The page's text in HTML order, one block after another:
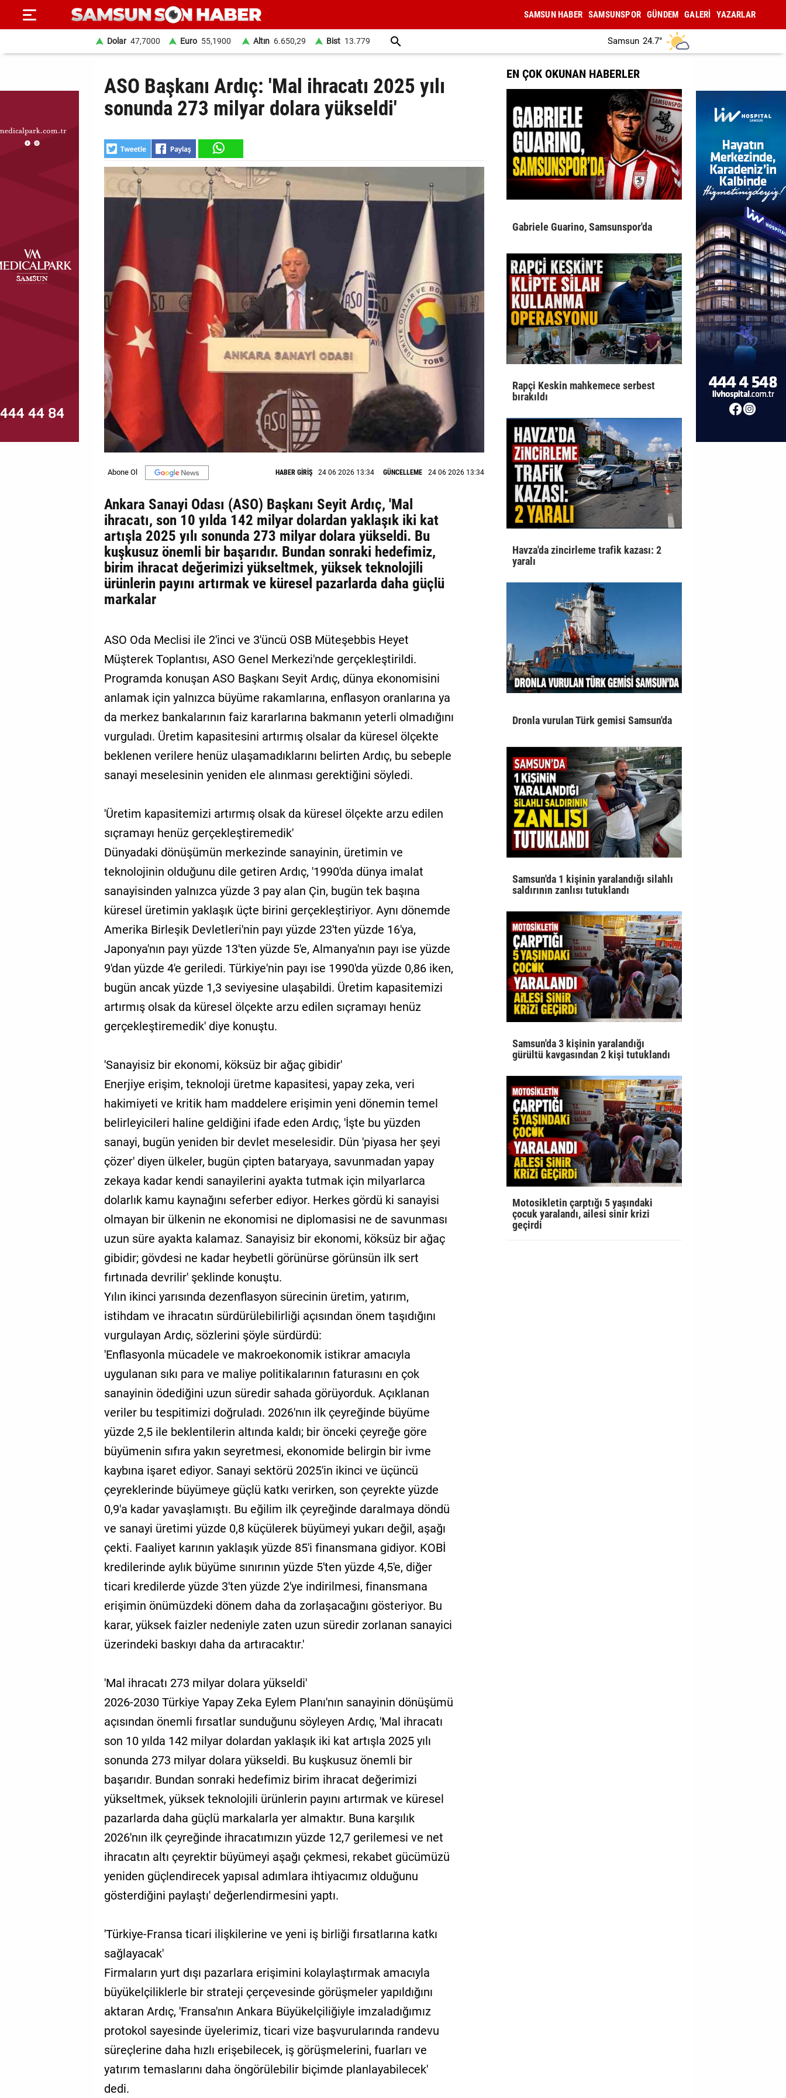
SAYFA
HABER
DÜNYA
MAGAZİN
Künye
İletişim
SAMSUN HABER SAMSUNSPOR GÜNDEM GALERİ YAZARLAR
Dolar 47,7000 Euro 55,1900 Altın 6.650,29 Bist 13.779 Samsun 24.7°
ASO Başkanı Ardıç: 'Mal ihracatı 2025 yılı
sonunda 273 milyar dolara yükseldi'
HABER GİRİŞ 24 06 2026 13:34 GÜNCELLEME 24 06 2026 13:34
Ankara Sanayi Odası (ASO) Başkanı Seyit Ardıç, 'Mal
ihracatı, son 10 yılda 142 milyar dolardan yaklaşık iki kat
artışla 2025 yılı sonunda 273 milyar dolara yükseldi. Bu
kuşkusuz önemli bir başarıdır. Bundan sonraki hedefimiz,
birim ihracat değerimizi yükseltmek, yüksek teknolojili
ürünlerin payını artırmak ve küresel pazarlarda daha güçlü
markalar
ASO Oda Meclisi ile 2'inci ve 3'üncü OSB Müteşebbis Heyet
Müşterek Toplantısı, ASO Genel Merkezi'nde gerçekleştirildi.
Programda konuşan ASO Başkanı Seyit Ardıç, dünya ekonomisini
anlamak için yalnızca büyüme rakamlarına, enflasyon oranlarına ya
da merkez bankalarının faiz kararlarına bakmanın yeterli olmadığını
vurguladı. Üretim kapasitesini artırmış olsalar da küresel ölçekte
beklenen verilere henüz ulaşamadıklarını belirten Ardıç, bu sebeple
sanayi meselesinin yeniden ele alınması gerektiğini söyledi.
'Üretim kapasitemizi artırmış olsak da küresel ölçekte arzu edilen
sıçramayı henüz gerçekleştiremedik'
Dünyadaki dönüşümün merkezinde sanayinin, üretimin ve
teknolojinin olduğunu dile getiren Ardıç, '1990'da dünya imalat
sanayisinden yalnızca yüzde 3 pay alan Çin, bugün tek başına
küresel üretimin yaklaşık üçte birini gerçekleştiriyor. Aynı dönemde
Amerika Birleşik Devletleri'nin payı yüzde 23'ten yüzde 16'ya,
Japonya'nın payı yüzde 13'ten yüzde 5'e, Almanya'nın payı ise yüzde
9'dan yüzde 4'e geriledi. Türkiye'nin payı ise 1990'da yüzde 0,86 iken,
bugün ancak yüzde 1,3 seviyesine ulaşabildi. Üretim kapasitemizi
artırmış olsak da küresel ölçekte arzu edilen sıçramayı henüz
gerçekleştiremedik' diye konuştu.
'Sanayisiz bir ekonomi, köksüz bir ağaç gibidir'
Enerjiye erişim, teknoloji üretme kapasitesi, yapay zeka, veri
hakimiyeti ve kritik ham maddelere erişimin yeni dönemin temel
belirleyicileri haline geldiğini ifade eden Ardıç, 'İşte bu yüzden
sanayi, bugün yeniden bir devlet meselesidir. Dün 'piyasa her şeyi
çözer' diyen ülkeler, bugün çipten bataryaya, savunmadan yapay
zekaya kadar kendi sanayilerini ayakta tutmak için milyarlarca
dolarlık kamu kaynağını seferber ediyor. Herkes gördü ki sanayisi
olmayan bir ülkenin ne ekonomisi ne diplomasisi ne de savunması
uzun süre ayakta kalamaz. Sanayisiz bir ekonomi, köksüz bir ağaç
gibidir; gövdesi ne kadar heybetli görünürse görünsün ilk sert
fırtınada devrilir' şeklinde konuştu.
Yılın ikinci yarısında dezenflasyon sürecinin üretim, yatırım,
istihdam ve ihracatın sürdürülebilirliği açısından önem taşıdığını
vurgulayan Ardıç, sözlerini şöyle sürdürdü:
'Enflasyonla mücadele ve makroekonomik istikrar amacıyla
uygulanan sıkı para ve maliye politikalarının faturasını en çok
sanayinin ödediğini uzun süredir sahada görüyorduk. Açıklanan
veriler bu tespitimizi doğruladı. 2026'nın ilk çeyreğinde büyüme
yüzde 2,5 ile beklentilerin altında kaldı; bir önceki çeyreğe göre
büyümenin sıfıra yakın seyretmesi, ekonomide belirgin bir ivme
kaybına işaret ediyor. Sanayi sektörü 2025'in ikinci ve üçüncü
çeyreklerinde büyümeye güçlü katkı verirken, son çeyrekte yüzde
0,9'a kadar yavaşlamıştı. Bu eğilim ilk çeyreğinde daralmaya döndü
ve sanayi üretimi yüzde 0,8 küçülerek büyümeyi yukarı değil, aşağı
çekti. Faaliyet karının yaklaşık yüzde 85'i finansmana gidiyor. KOBİ
kredilerinde aylık büyüme sınırının yüzde 5'ten yüzde 4,5'e, diğer
ticari kredilerde yüzde 3'ten yüzde 2'ye indirilmesi, finansmana
erişimin önümüzdeki dönem daha da zorlaşacağını gösteriyor. Bu
karar, yüksek faizler nedeniyle zaten uzun süredir zorlanan sanayici
üzerindeki baskıyı daha da artıracaktır.'
'Mal ihracatı 273 milyar dolara yükseldi'
2026-2030 Türkiye Yapay Zeka Eylem Planı'nın sanayinin dönüşümü
açısından önemli fırsatlar sunduğunu söyleyen Ardıç, 'Mal ihracatı
son 10 yılda 142 milyar dolardan yaklaşık iki kat artışla 2025 yılı
sonunda 273 milyar dolara yükseldi. Bu kuşkusuz önemli bir
başarıdır. Bundan sonraki hedefimiz birim ihracat değerimizi
yükseltmek, yüksek teknolojili ürünlerin payını artırmak ve küresel
pazarlarda daha güçlü markalarla yer almaktır. Buna karşılık
2026'nın ilk çeyreğinde ihracatımızın yüzde 12,7 gerilemesi ve net
ihracatın altı çeyrektir büyümeyi aşağı çekmesi, rekabet gücümüzü
yeniden güçlendirecek yapısal adımlara ihtiyacımız olduğunu
gösterdiğini paylaştı' değerlendirmesini yaptı.
'Türkiye-Fransa ticari ilişkilerine ve yeni iş birliği fırsatlarına katkı
sağlayacak'
Firmaların yurt dışı pazarlara erişimini kolaylaştırmak amacıyla
büyükelçiliklerle bir strateji çerçevesinde görüşmeler yapıldığını
aktaran Ardıç, 'Fransa'nın Ankara Büyükelçiliğiyle imzaladığımız
protokol sayesinde üyelerimiz, ticari vize başvurularında randevu
süreçlerine daha hızlı erişebilecek, iş görüşmelerini, fuarları ve
yatırım temaslarını daha öngörülebilir biçimde planlayabilecek'
dedi.
EN ÇOK OKUNAN HABERLER
Gabriele Guarino, Samsunspor'da
Rapçi Keskin mahkemece serbest
bırakıldı
Havza'da zincirleme trafik kazası: 2
yaralı
Dronla vurulan Türk gemisi Samsun'da
Samsun'da 1 kişinin yaralandığı silahlı
saldırının zanlısı tutuklandı
Samsun'da 3 kişinin yaralandığı
gürültü kavgasından 2 kişi tutuklandı
Motosikletin çarptığı 5 yaşındaki
çocuk yaralandı, ailesi sinir krizi
geçirdi